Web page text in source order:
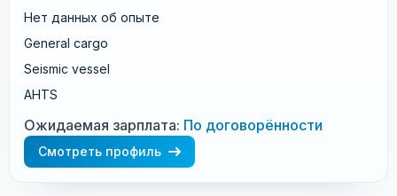
Нет данных об опыте
General cargo
Seismic vessel
AHTS
Ожидаемая зарплата: По договорённости
Смотреть профиль